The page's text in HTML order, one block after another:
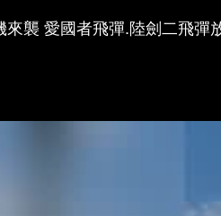
襲 愛國者飛彈.陸劍二飛彈